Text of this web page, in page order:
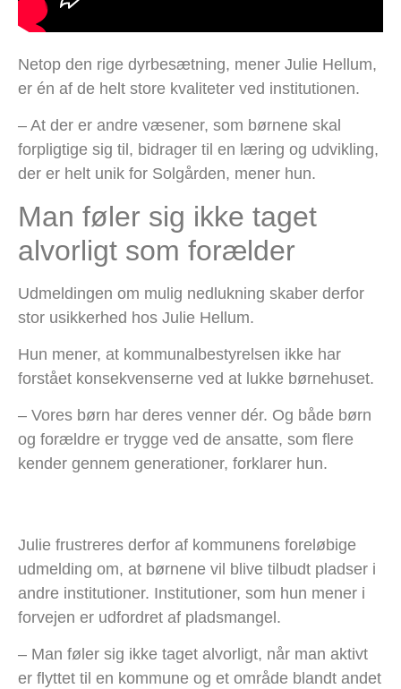
Netop den rige dyrbesætning, mener Julie Hellum,
er én af de helt store kvaliteter ved institutionen.
– At der er andre væsener, som børnene skal
forpligtige sig til, bidrager til en læring og udvikling,
der er helt unik for Solgården, mener hun.
Man føler sig ikke taget
alvorligt som forælder
Udmeldingen om mulig nedlukning skaber derfor
stor usikkerhed hos Julie Hellum.
Hun mener, at kommunalbestyrelsen ikke har
forstået konsekvenserne ved at lukke børnehuset.
– Vores børn har deres venner dér. Og både børn
og forældre er trygge ved de ansatte, som flere
kender gennem generationer, forklarer hun.
Julie frustreres derfor af kommunens foreløbige
udmelding om, at børnene vil blive tilbudt pladser i
andre institutioner. Institutioner, som hun mener i
forvejen er udfordret af pladsmangel.
– Man føler sig ikke taget alvorligt, når man aktivt
er flyttet til en kommune og et område blandt andet